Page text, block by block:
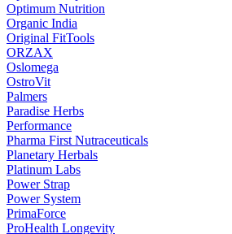
Optimum Nutrition
Organic India
Original FitTools
ORZAX
Oslomega
OstroVit
Palmers
Paradise Herbs
Performance
Pharma First Nutraceuticals
Planetary Herbals
Platinum Labs
Power Strap
Power System
PrimaForce
ProHealth Longevity